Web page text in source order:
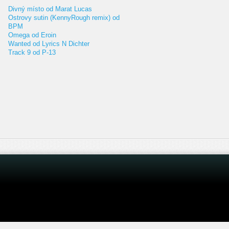
Divný místo od Marat Lucas
Ostrovy sutin (KennyRough remix) od
BPM
Omega od Eroin
Wanted od Lyrics N Dichter
Track 9 od P-13